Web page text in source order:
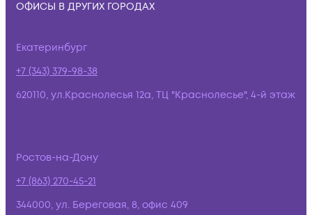
ОФИСЫ В ДРУГИХ ГОРОДАХ
Екатеринбург
+7 (343) 379-98-38
620110, ул.Краснолесья 12а, ТЦ "Краснолесье", 4-й этаж
Ростов-на-Дону
+7 (863) 270-45-21
344000, ул. Береговая, 8, офис 409